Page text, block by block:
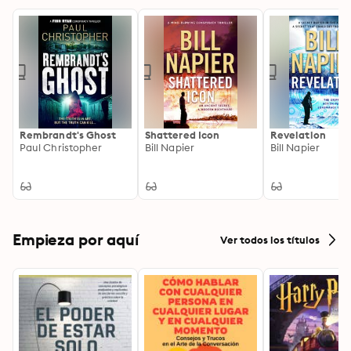
Rembrandt's Ghost
Paul Christopher
Shattered Icon
Bill Napier
Revelation
Bill Napier
Empieza por aquí Ver todos los títulos